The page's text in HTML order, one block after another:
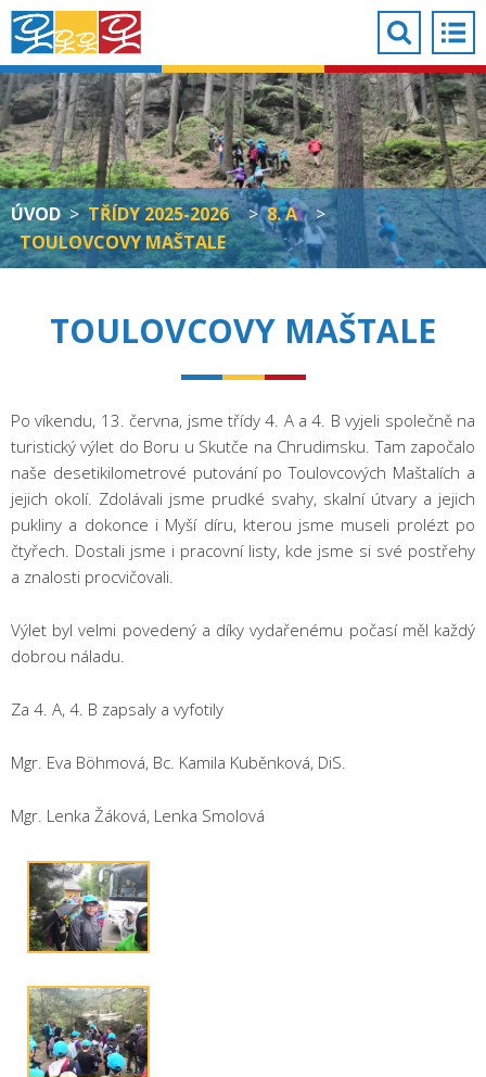
ÚVOD > TŘÍDY 2025-2026 > 8. A
>
TOULOVCOVY MAŠTALE
TOULOVCOVY MAŠTALE
Po víkendu, 13. června, jsme třídy 4. A a 4. B vyjeli společně na
turistický výlet do Boru u Skutče na Chrudimsku. Tam započalo
naše desetikilometrové putování po Toulovcových Maštalích a
jejich okolí. Zdolávali jsme prudké svahy, skalní útvary a jejich
pukliny a dokonce i Myší díru, kterou jsme museli prolézt po
čtyřech. Dostali jsme i pracovní listy, kde jsme si své postřehy
a znalosti procvičovali.
Výlet byl velmi povedený a díky vydařenému počasí měl každý
dobrou náladu.
Za 4. A, 4. B zapsaly a vyfotily
Mgr. Eva Böhmová, Bc. Kamila Kuběnková, DiS.
Mgr. Lenka Žáková, Lenka Smolová